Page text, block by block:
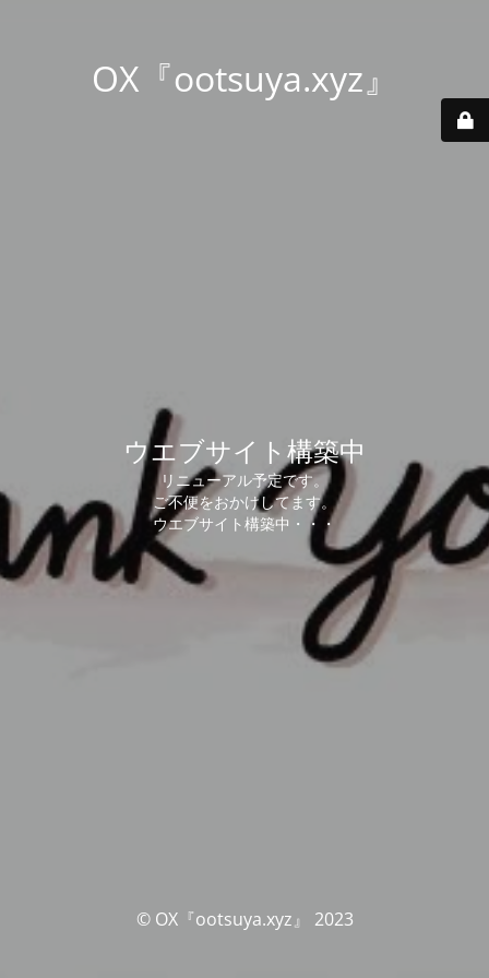
OX『ootsuya.xyz』
ウエブサイト構築中
リニューアル予定です。
ご不便をおかけしてます。
ウエブサイト構築中・・・
© OX『ootsuya.xyz』 2023